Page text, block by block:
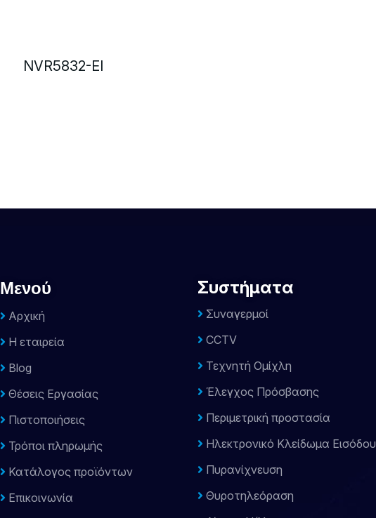
NVR5832-EI
Μενού
Αρχική
Η εταιρεία
Blog
Θέσεις Εργασίας
Πιστοποιήσεις
Τρόποι πληρωμής
Κατάλογος προϊόντων
Επικοινωνία
Συστήματα
Συναγερμοί
CCTV
Τεχνητή Ομίχλη
Έλεγχος Πρόσβασης
Περιμετρική προστασία
Ηλεκτρονικό Κλείδωμα Εισόδου
Πυρανίχνευση
Θυροτηλεόραση